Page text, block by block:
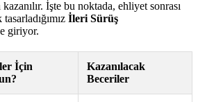
İşte bu noktada, ehliyet sonrası
İleri Sürüş
giriyor.
İçin
Kazanılacak
Beceriler